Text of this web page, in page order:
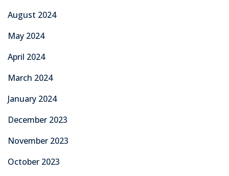
August 2024
May 2024
April 2024
March 2024
January 2024
December 2023
November 2023
October 2023